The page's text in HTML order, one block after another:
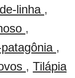
linha ,
,
,
, Tilápia